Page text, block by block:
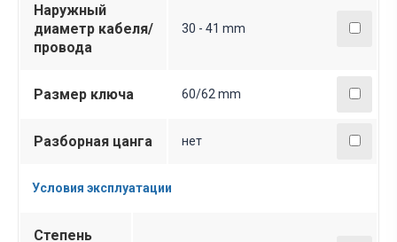
Наружный
диаметр кабеля/
провода
30 - 41 mm
Размер ключа 60/62 mm
Разборная цанга нет
Условия эксплуатации
Степень